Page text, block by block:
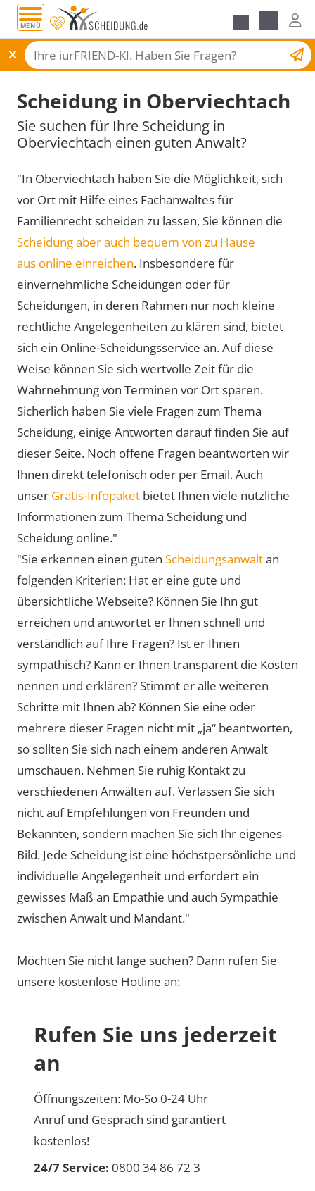
MENÜ
Scheidungsantrag
Scheidung in Oberviechtach
Sie suchen für Ihre Scheidung in
Oberviechtach einen guten Anwalt?
"In Oberviechtach haben Sie die Möglichkeit, sich
vor Ort mit Hilfe eines Fachanwaltes für
Familienrecht scheiden zu lassen, Sie können die
Scheidung aber auch bequem von zu Hause
aus online einreichen. Insbesondere für
einvernehmliche Scheidungen oder für
Scheidungen, in deren Rahmen nur noch kleine
rechtliche Angelegenheiten zu klären sind, bietet
sich ein Online-Scheidungsservice an. Auf diese
Weise können Sie sich wertvolle Zeit für die
Wahrnehmung von Terminen vor Ort sparen.
Sicherlich haben Sie viele Fragen zum Thema
Scheidung, einige Antworten darauf finden Sie auf
dieser Seite. Noch offene Fragen beantworten wir
Ihnen direkt telefonisch oder per Email. Auch
unser Gratis-Infopaket bietet Ihnen viele nützliche
Informationen zum Thema Scheidung und
Scheidung online."
"Sie erkennen einen guten Scheidungsanwaltan
folgenden Kriterien: Hat er eine gute und
übersichtliche Webseite? Können Sie Ihn gut
erreichen und antwortet er Ihnen schnell und
verständlich auf Ihre Fragen? Ist er Ihnen
sympathisch? Kann er Ihnen transparent die Kosten
nennen und erklären? Stimmt er alle weiteren
Schritte mit Ihnen ab? Können Sie eine oder
mehrere dieser Fragen nicht mit „ja“ beantworten,
so sollten Sie sich nach einem anderen Anwalt
umschauen. Nehmen Sie ruhig Kontakt zu
verschiedenen Anwälten auf. Verlassen Sie sich
nicht auf Empfehlungen von Freunden und
Bekannten, sondern machen Sie sich Ihr eigenes
Bild. Jede Scheidung ist eine höchstpersönliche und
individuelle Angelegenheit und erfordert ein
gewisses Maß an Empathie und auch Sympathie
zwischen Anwalt und Mandant."
Möchten Sie nicht lange suchen? Dann rufen Sie
unsere kostenlose Hotline an:
Rufen Sie uns jederzeit
an
Öffnungszeiten: Mo-So 0-24 Uhr
Anruf und Gespräch sind garantiert
kostenlos!
24/7 Service: 0800 34 86 72 3